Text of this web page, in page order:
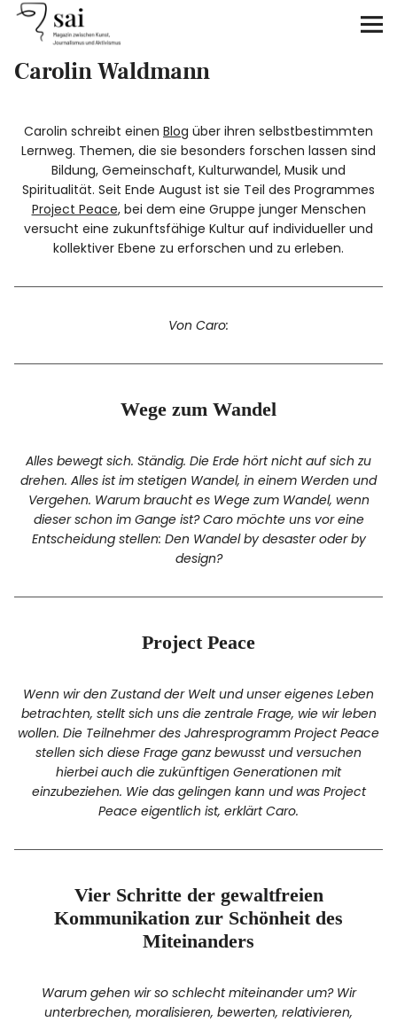
sai
Unterstützen
Antirassismus
Feminismen
Über uns
Carolin Waldmann
Carolin schreibt einen Blog über ihren selbstbestimmten
Lernweg. Themen, die sie besonders forschen lassen sind
Bildung, Gemeinschaft, Kulturwandel, Musik und
Spiritualität. Seit Ende August ist sie Teil des Programmes
Project Peace, bei dem eine Gruppe junger Menschen
versucht eine zukunftsfähige Kultur auf individueller und
kollektiver Ebene zu erforschen und zu erleben.
Von Caro:
Wege zum Wandel
Alles bewegt sich. Ständig. Die Erde hört nicht auf sich zu
drehen. Alles ist im stetigen Wandel, in einem Werden und
Vergehen. Warum braucht es Wege zum Wandel, wenn
dieser schon im Gange ist? Caro möchte uns vor eine
Entscheidung stellen: Den Wandel by desaster oder by
design?
Project Peace
Wenn wir den Zustand der Welt und unser eigenes Leben
betrachten, stellt sich uns die zentrale Frage, wie wir leben
wollen. Die Teilnehmer des Jahresprogramm Project Peace
stellen sich diese Frage ganz bewusst und versuchen
hierbei auch die zukünftigen Generationen mit
einzubeziehen. Wie das gelingen kann und was Project
Peace eigentlich ist, erklärt Caro.
Vier Schritte der gewaltfreien
Kommunikation zur Schönheit des
Miteinanders
Warum gehen wir so schlecht miteinander um? Wir
unterbrechen, moralisieren, bewerten, relativieren,